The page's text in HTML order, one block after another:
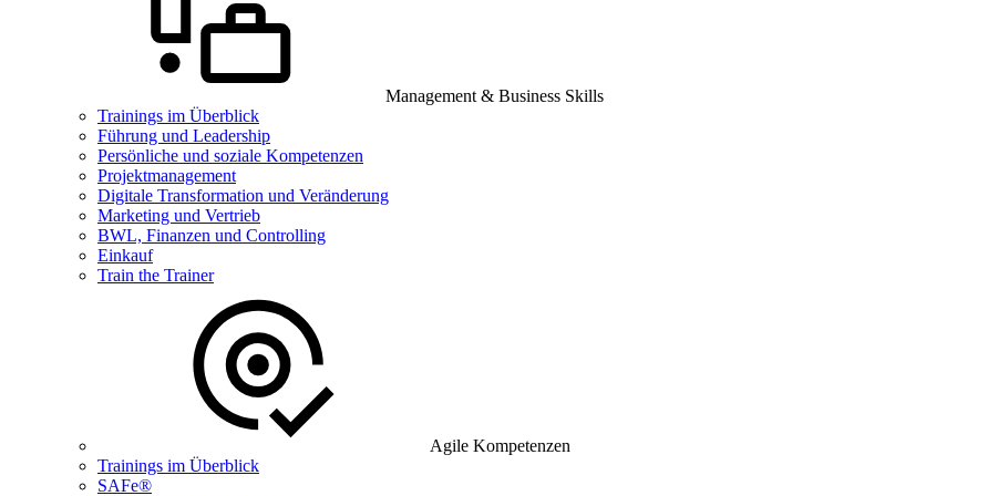
Management & Business Skills
Trainings im Überblick
Führung und Leadership
Persönliche und soziale Kompetenzen
Projektmanagement
Digitale Transformation und Veränderung
Marketing und Vertrieb
BWL, Finanzen und Controlling
Einkauf
Train the Trainer
Agile Kompetenzen
Trainings im Überblick
SAFe®